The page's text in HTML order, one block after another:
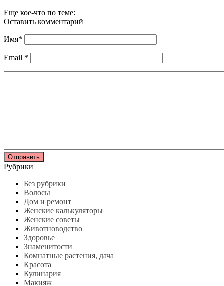
Еще кое-что по теме:
Оставить комментарий
Имя*
Email *
Рубрики
Без рубрики
Волосы
Дом и ремонт
Женские калькуляторы
Женские советы
Животноводство
Здоровье
Знаменитости
Комнатные растения, дача
Красота
Кулинария
Макияж